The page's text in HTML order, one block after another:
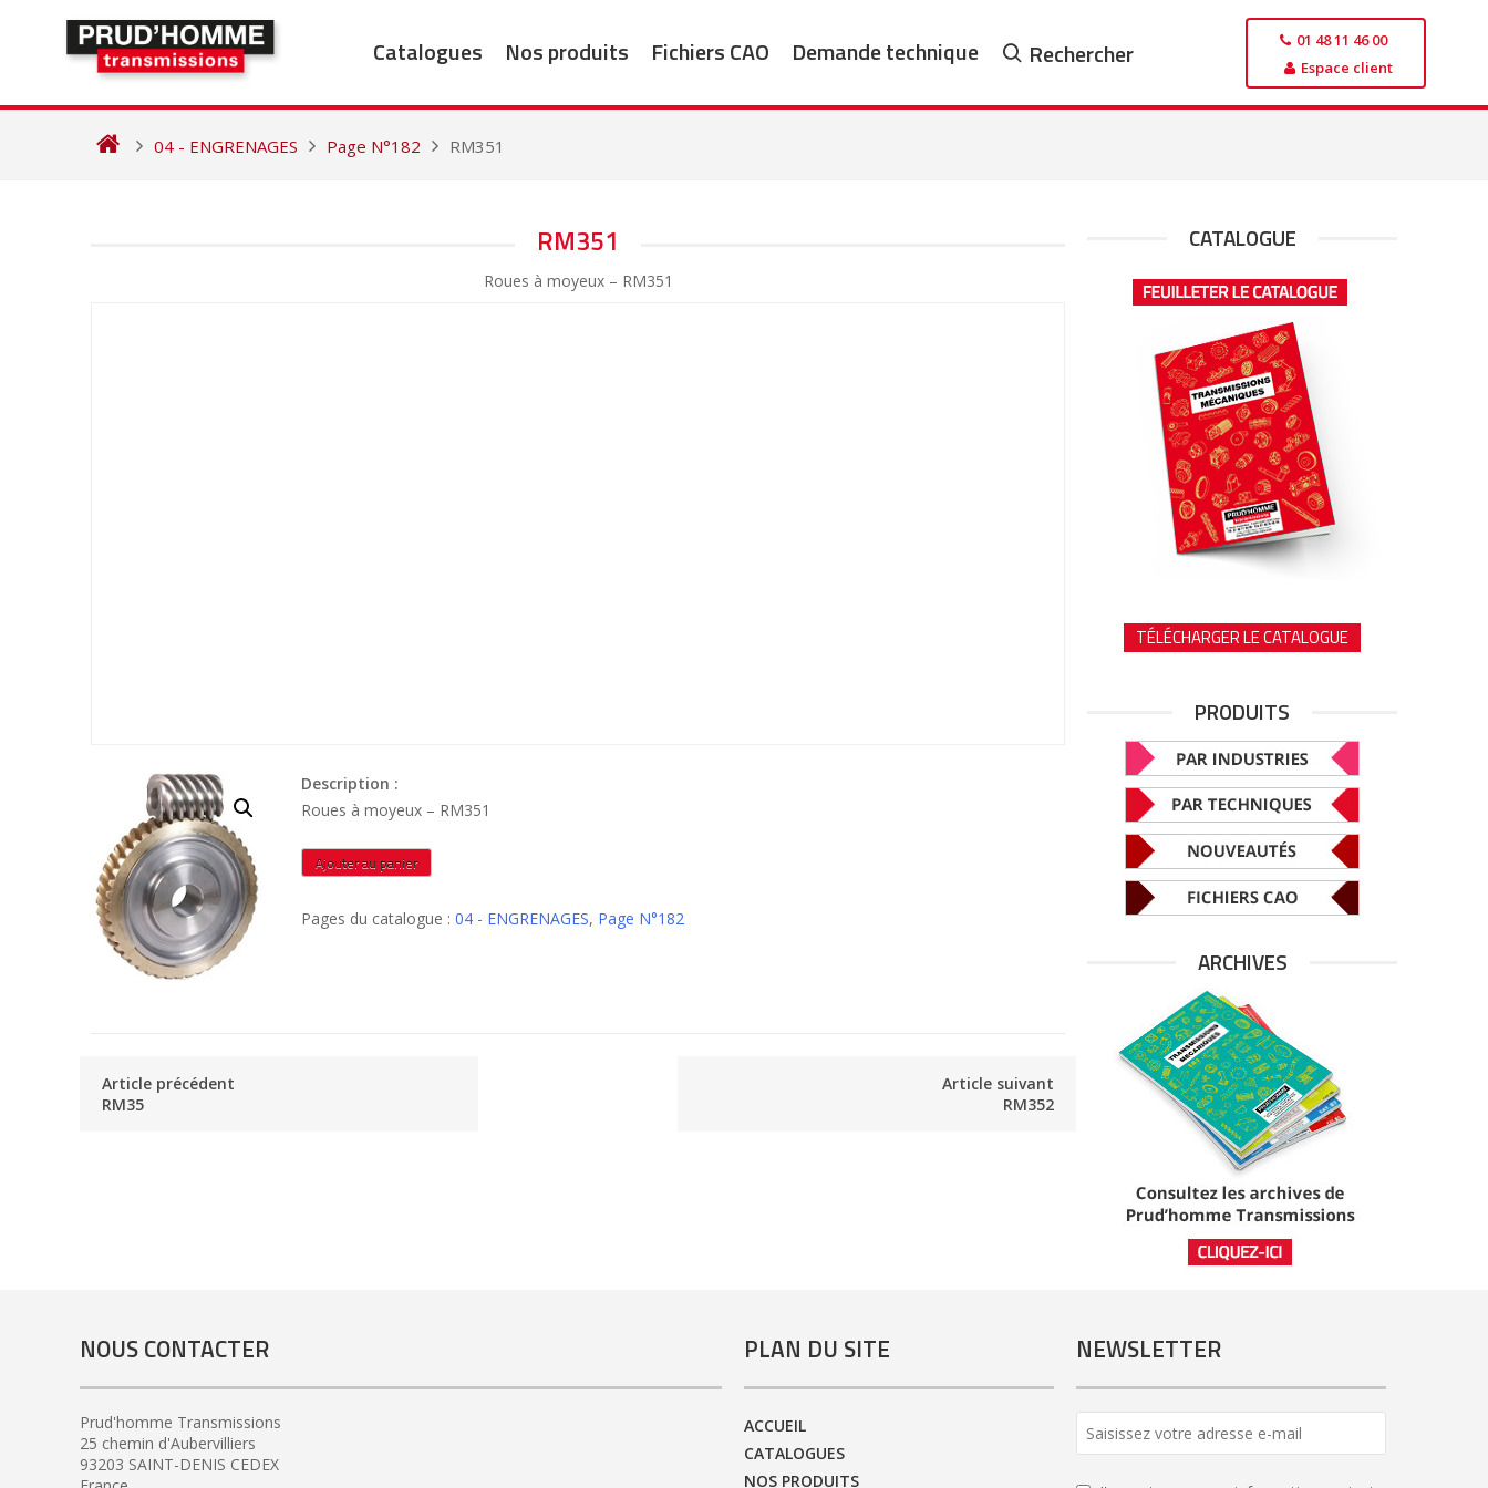
Catalogues Nos produits Fichiers CAO Demande technique Rechercher
01 48 11 46 00
Espace client
04 - ENGRENAGES Page N°182 RM351
RM351
Roues à moyeux – RM351
Description :
Roues à moyeux – RM351
quantité
de
Ajouter au panier
Pages du catalogue : 04 - ENGRENAGES, Page N°182
Article précédent
RM35
Article suivant
RM352
CATALOGUE
TÉLÉCHARGER LE CATALOGUE
PRODUITS
ARCHIVES
NOUS CONTACTER
Prud'homme Transmissions
25 chemin d'Aubervilliers
93203 SAINT-DENIS CEDEX
PLAN DU SITE
ACCUEIL
CATALOGUES
NOS PRODUITS
NEWSLETTER
Email *